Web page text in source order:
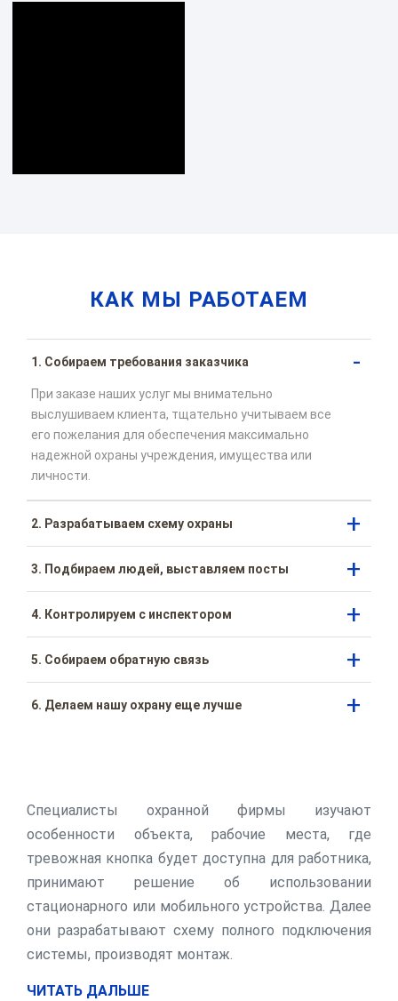
КАК МЫ РАБОТАЕМ
1. Собираем требования заказчика
При заказе наших услуг мы внимательно
выслушиваем клиента, тщательно учитываем все
его пожелания для обеспечения максимально
надежной охраны учреждения, имущества или
личности.
2. Разрабатываем схему охраны
3. Подбираем людей, выставляем посты
4. Контролируем с инспектором
5. Собираем обратную связь
6. Делаем нашу охрану еще лучше
Специалисты охранной фирмы изучают
особенности объекта, рабочие места, где
тревожная кнопка будет доступна для работника,
принимают решение об использовании
стационарного или мобильного устройства. Далее
они разрабатывают схему полного подключения
системы, производят монтаж.
ЧИТАТЬ ДАЛЬШЕ